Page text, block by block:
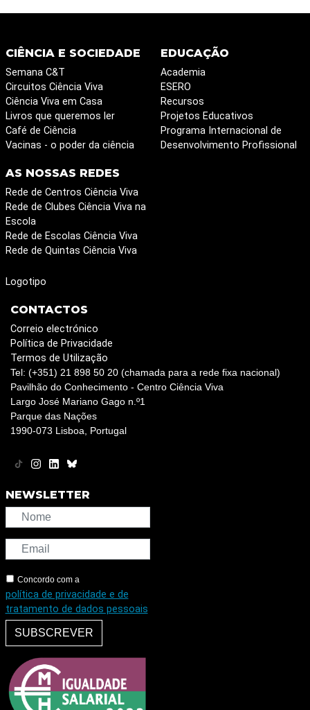
CIÊNCIA E SOCIEDADE
Semana C&T
Circuitos Ciência Viva
Ciência Viva em Casa
Livros que queremos ler
Café de Ciência
Vacinas - o poder da ciência
EDUCAÇÃO
Academia
ESERO
Recursos
Projetos Educativos
Programa Internacional de
Desenvolvimento Profissional
AS NOSSAS REDES
Rede de Centros Ciência Viva
Rede de Clubes Ciência Viva na
Escola
Rede de Escolas Ciência Viva
Rede de Quintas Ciência Viva
Logotipo
CONTACTOS
Correio electrónico
Política de Privacidade
Termos de Utilização
Tel: (+351) 21 898 50 20 (chamada para a rede fixa nacional)
Pavilhão do Conhecimento - Centro Ciência Viva
Largo José Mariano Gago n.º1
Parque das Nações
1990-073 Lisboa, Portugal
NEWSLETTER
Concordo com a
política de privacidade e de
tratamento de dados pessoais
SUBSCREVER